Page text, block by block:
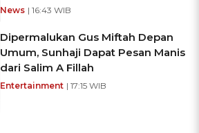
News | 16:43 WIB
Dipermalukan Gus Miftah Depan
Umum, Sunhaji Dapat Pesan Manis
dari Salim A Fillah
Entertainment | 17:15 WIB